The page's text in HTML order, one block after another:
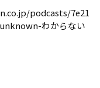
podcasts/7e21
わからない